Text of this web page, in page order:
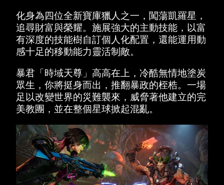
化身為四位全新寶庫獵人之一，闖蕩凱羅星，
追尋財富與榮耀。施展強大的主動技能，以富
有深度的技能樹自訂個人化配置，還能運用動
感十足的移動能力靈活制敵。
暴君「時域天尊」高高在上，冷酷無情地塗炭
眾生，你將挺身而出，推翻暴政的桎梏。一場
足以改變世界的災難襲來，威脅著他建立的完
美教團，並在整個星球掀起混亂。